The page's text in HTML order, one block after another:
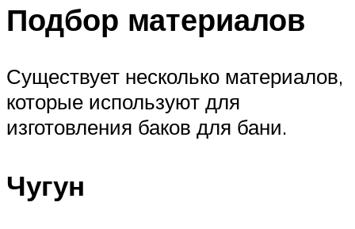
Подбор материалов
Существует несколько материалов,
которые используют для
изготовления баков для бани.
Чугун